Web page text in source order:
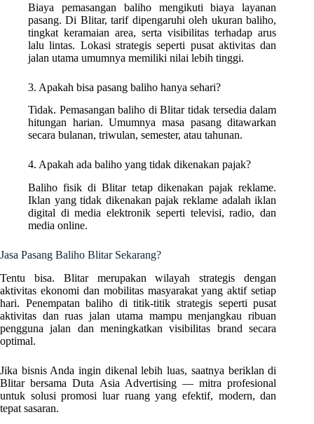
Biaya pemasangan baliho mengikuti biaya layanan
pasang. Di Blitar, tarif dipengaruhi oleh ukuran baliho,
tingkat keramaian area, serta visibilitas terhadap arus
lalu lintas. Lokasi strategis seperti pusat aktivitas dan
jalan utama umumnya memiliki nilai lebih tinggi.
3. Apakah bisa pasang baliho hanya sehari?
Tidak. Pemasangan baliho di Blitar tidak tersedia dalam
hitungan harian. Umumnya masa pasang ditawarkan
secara bulanan, triwulan, semester, atau tahunan.
4. Apakah ada baliho yang tidak dikenakan pajak?
Baliho fisik di Blitar tetap dikenakan pajak reklame.
Iklan yang tidak dikenakan pajak reklame adalah iklan
digital di media elektronik seperti televisi, radio, dan
media online.
Jasa Pasang Baliho Blitar Sekarang?
Tentu bisa. Blitar merupakan wilayah strategis dengan
aktivitas ekonomi dan mobilitas masyarakat yang aktif setiap
hari. Penempatan baliho di titik-titik strategis seperti pusat
aktivitas dan ruas jalan utama mampu menjangkau ribuan
pengguna jalan dan meningkatkan visibilitas brand secara
optimal.
Jika bisnis Anda ingin dikenal lebih luas, saatnya beriklan di
Blitar bersama Duta Asia Advertising — mitra profesional
untuk solusi promosi luar ruang yang efektif, modern, dan
tepat sasaran.